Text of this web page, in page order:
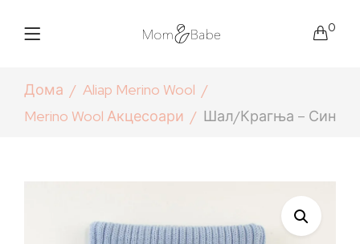
0
Дома
Aliap Merino Wool
Merino Wool Акцесоари
Шал/крагња – Син